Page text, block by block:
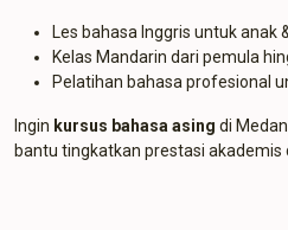
Les bahasa Inggris untuk anak
Kelas Mandarin dari pemula
Pelatihan bahasa profesional
Ingin kursus bahasa asing di
bantu tingkatkan prestasi akademis